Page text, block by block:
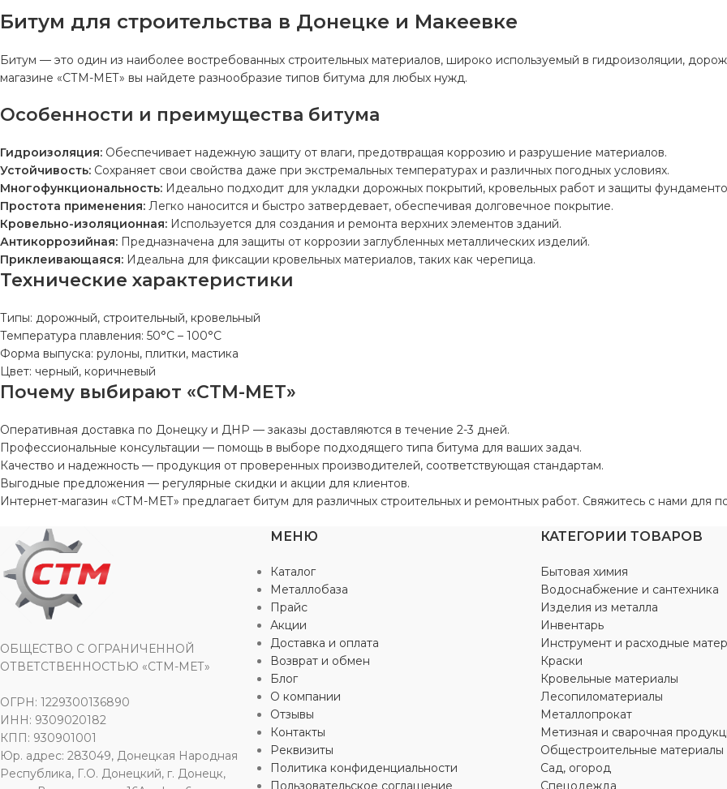
Битум для строительства в Донецке и Макеевке
Битум — это один из наиболее востребованных строительных материалов, широко используемый в гидроизоляции,
магазине «СТМ-МЕТ» вы найдете разнообразие типов битума для любых нужд.
Особенности и преимущества битума
Гидроизоляция: Обеспечивает надежную защиту от влаги, предотвращая коррозию и разрушение материалов.
Устойчивость: Сохраняет свои свойства даже при экстремальных температурах и различных погодных условиях.
Многофункциональность: Идеально подходит для укладки дорожных покрытий, кровельных работ и защиты
Простота применения: Легко наносится и быстро затвердевает, обеспечивая долговечное покрытие.
Кровельно-изоляционная: Используется для создания и ремонта верхних элементов зданий.
Антикоррозийная: Предназначена для защиты от коррозии заглубленных металлических изделий.
Приклеивающаяся: Идеальна для фиксации кровельных материалов, таких как черепица.
Технические характеристики
Типы: дорожный, строительный, кровельный
Температура плавления: 50°C – 100°C
Форма выпуска: рулоны, плитки, мастика
Цвет: черный, коричневый
Почему выбирают «СТМ-МЕТ»
Оперативная доставка по Донецку и ДНР — заказы доставляются в течение 2-3 дней.
Профессиональные консультации — помощь в выборе подходящего типа битума для ваших задач.
Качество и надежность — продукция от проверенных производителей, соответствующая стандартам.
Выгодные предложения — регулярные скидки и акции для клиентов.
Интернет-магазин «СТМ-МЕТ» предлагает битум для различных строительных и ремонтных работ. Свяжитесь с нами для
ОБЩЕСТВО С ОГРАНИЧЕННОЙ
ОТВЕТСТВЕННОСТЬЮ «СТМ-МЕТ»
ОГРН: 1229300136890
ИНН: 9309020182
КПП: 930901001
Юр. адрес: 283049, Донецкая Народная
Республика, Г.О. Донецкий, г. Донецк,
МЕНЮ
Каталог
Металлобаза
Прайс
Акции
Доставка и оплата
Возврат и обмен
Блог
О компании
Отзывы
Контакты
Реквизиты
Политика конфиденциальности
КАТЕГОРИИ ТОВАРОВ
Бытовая химия
Водоснабжение и сантехника
Изделия из металла
Инвентарь
Инструмент и расходные
Краски
Кровельные материалы
Лесопиломатериалы
Металлопрокат
Метизная и сварочная
Общестроительные материалы
Сад, огород